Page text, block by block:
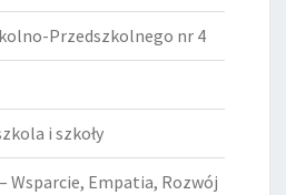
Przedszkolnego nr 4
i szkoły
Wsparcie, Empatia, Rozwój